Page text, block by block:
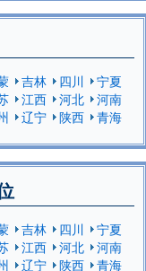
吉林 四川
宁夏
江西 河北
河南
辽宁 陕西
青海
吉林 四川
宁夏
江西 河北
河南
辽宁 陕西
青海